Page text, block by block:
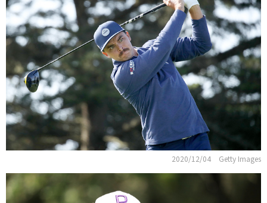
2020/12/04 Getty Images